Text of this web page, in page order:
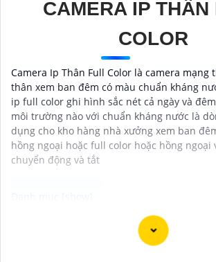
CAMERA IP THÂN
COLOR
Camera Ip Thân Full Color là camera mạng
thân xem ban đêm có màu chuẩn kháng
ip full color ghi hình sắc nét cả ngày và
môi trường nào với chuẩn kháng nước là
dụng cho kho hàng nhà xưởng xem ban
hồng ngoại hoặc full color hoặc hồng ngoại
chuyển động và tắt
Camera ống kính zoom motorized hình
lựa chọn lý tưởng cho việc giám sát